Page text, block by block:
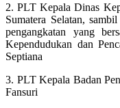
2. PLT Kepala Dinas
Sumatera Selatan,
pengangkatan yang
Kependudukan dan
Septiana
3. PLT Kepala Badan
Fansuri